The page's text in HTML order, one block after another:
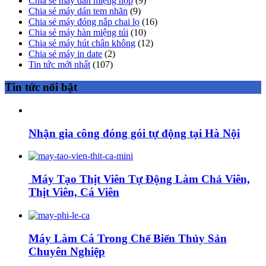
Chia sẻ máy dán tem nhãn (9)
Chia sẻ máy đóng nắp chai lọ (16)
Chia sẻ máy hàn miệng túi (10)
Chia sẻ máy hút chân không (12)
Chia sẻ máy in date (2)
Tin tức mới nhất (107)
Tin tức nổi bật
Nhận gia công đóng gói tự động tại Hà Nội
Máy Tạo Thịt Viên Tự Động Làm Chả Viên,
Thịt Viên, Cá Viên
Máy Làm Cá Trong Chế Biến Thủy Sản
Chuyên Nghiệp